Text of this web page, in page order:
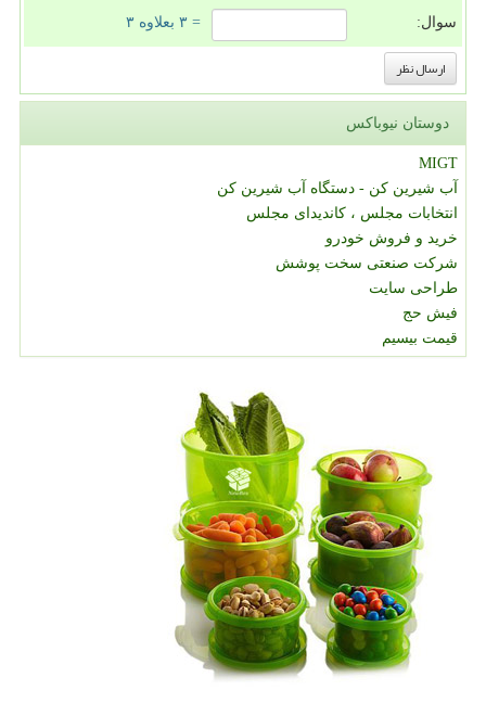
سوال: = ۳ بعلاوه ۳
دوستان نیوباکس
MIGT
آب شیرین کن - دستگاه آب شیرین کن
انتخابات مجلس ، کاندیدای مجلس
خرید و فروش خودرو
شرکت صنعتی سخت پوشش
طراحی سایت
فیش حج
قیمت بیسیم